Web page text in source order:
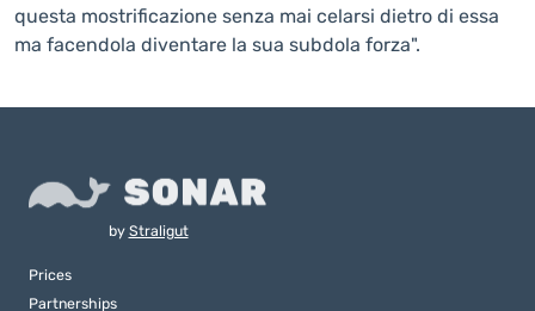
questa mostrificazione senza mai celarsi dietro di essa
ma facendola diventare la sua subdola forza".
by Straligut
Prices
Partnerships